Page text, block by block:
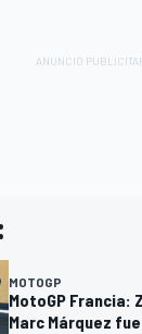
MOTOGP
MotoGP Francia:
Marc Márquez